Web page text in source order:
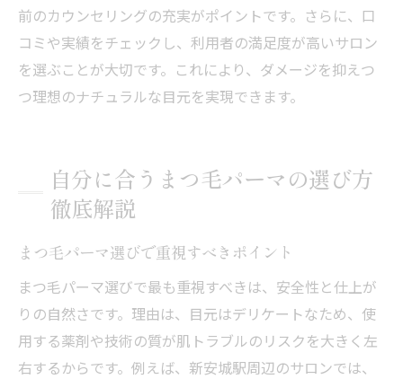
前のカウンセリングの充実がポイントです。さらに、口
コミや実績をチェックし、利用者の満足度が高いサロン
を選ぶことが大切です。これにより、ダメージを抑えつ
つ理想のナチュラルな目元を実現できます。
自分に合うまつ毛パーマの選び方
徹底解説
まつ毛パーマ選びで重視すべきポイント
まつ毛パーマ選びで最も重視すべきは、安全性と仕上が
りの自然さです。理由は、目元はデリケートなため、使
用する薬剤や技術の質が肌トラブルのリスクを大きく左
右するからです。例えば、新安城駅周辺のサロンでは、